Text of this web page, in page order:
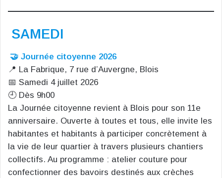
SAMEDI
🤝 Journée citoyenne 2026
📍 La Fabrique, 7 rue d’Auvergne, Blois
📅 Samedi 4 juillet 2026
🕘 Dès 9h00
La Journée citoyenne revient à Blois pour son 11e
anniversaire. Ouverte à toutes et tous, elle invite les
habitantes et habitants à participer concrètement à
la vie de leur quartier à travers plusieurs chantiers
collectifs. Au programme : atelier couture pour
confectionner des bavoirs destinés aux crèches